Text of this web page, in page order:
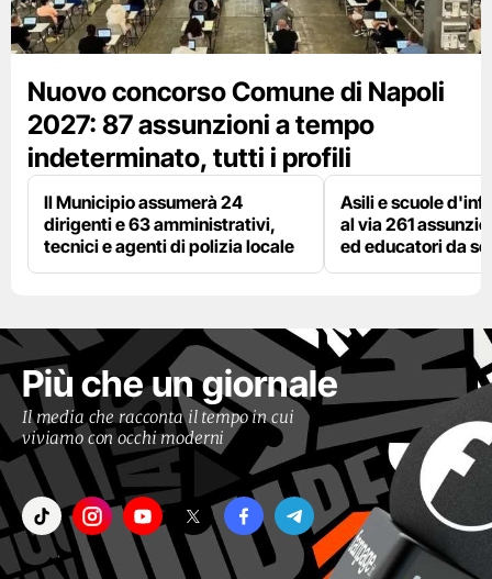
Nuovo concorso Comune di Napoli
2027: 87 assunzioni a tempo
indeterminato, tutti i profili
Il Municipio assumerà 24
dirigenti e 63 amministrativi,
tecnici e agenti di polizia locale
Asili e scuole
al via 261
ed educatori da
Più che un giornale
Il media che racconta il tempo in cui
viviamo con occhi moderni